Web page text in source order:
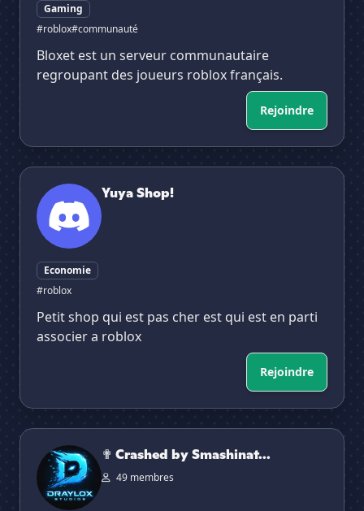
Gaming
#roblox#communauté
Bloxet est un serveur communautaire
regroupant des joueurs roblox français.
Rejoindre
Yuya Shop!
Yuya Shop!
Economie
#roblox
Petit shop qui est pas cher est qui est en parti
associer a roblox
Rejoindre
✟ Crashed by Smashinator ✟
✟ Crashed by Smashinat...
49 membres